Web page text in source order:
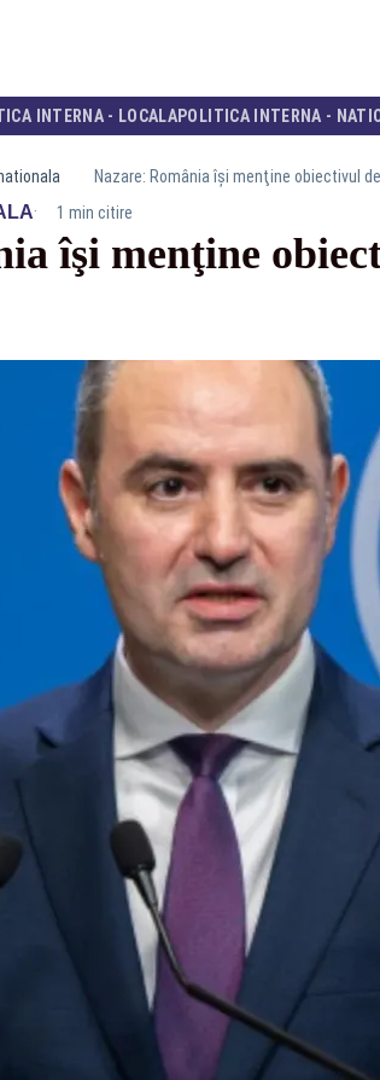
INTERNA - LOCALAPOLITICA INTERNA -
Nazare: România îşi menţine obiectivul
· 1 min citire
îşi menţine